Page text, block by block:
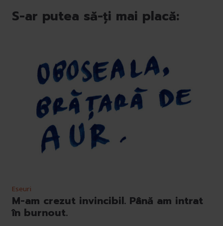
S-ar putea să-ți mai placă:
Eseuri
M-am crezut invincibil. Până am intrat
în burnout.